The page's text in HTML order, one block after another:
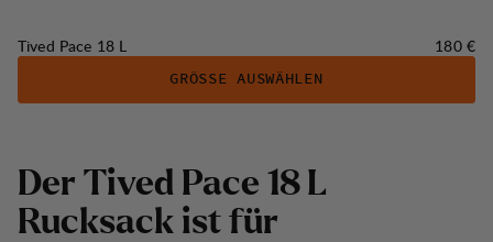
Tived Pace 18 L Preis:
180 €
GRÖSSE AUSWÄHLEN
Der Tived Pace 18 L
Rucksack ist für